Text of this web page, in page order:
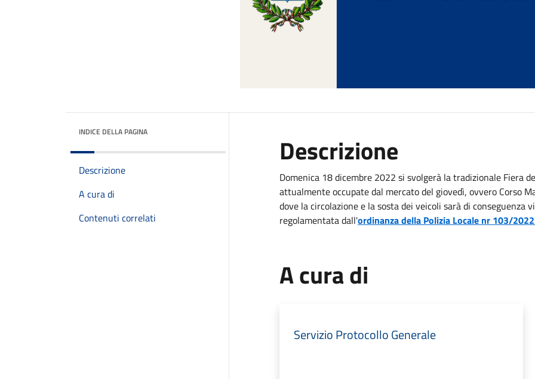
INDICE DELLA PAGINA
Descrizione
A cura di
Contenuti correlati
Descrizione
Domenica 18 dicembre 2022 si svolgerà la tradizionale Fiera
attualmente occupate dal mercato del giovedì, ovvero Corso
dove la circolazione e la sosta dei veicoli sarà di conseguenza
regolamentata dall'ordinanza della Polizia Locale nr 103/
A cura di
Servizio Protocollo Generale